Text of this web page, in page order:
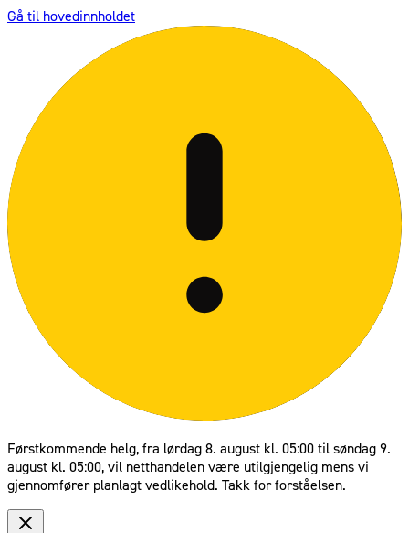
Gå til hovedinnholdet
Førstkommende helg, fra lørdag 8. august kl. 05:00 til søndag 9.
august kl. 05:00, vil netthandelen være utilgjengelig mens vi
gjennomfører planlagt vedlikehold. Takk for forståelsen.